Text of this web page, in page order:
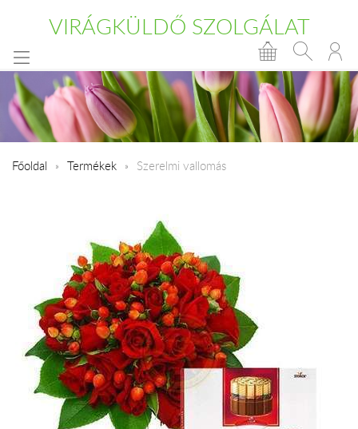
VIRÁGKÜLDŐ SZOLGÁLAT
Főoldal Termékek Szerelmi vallomás